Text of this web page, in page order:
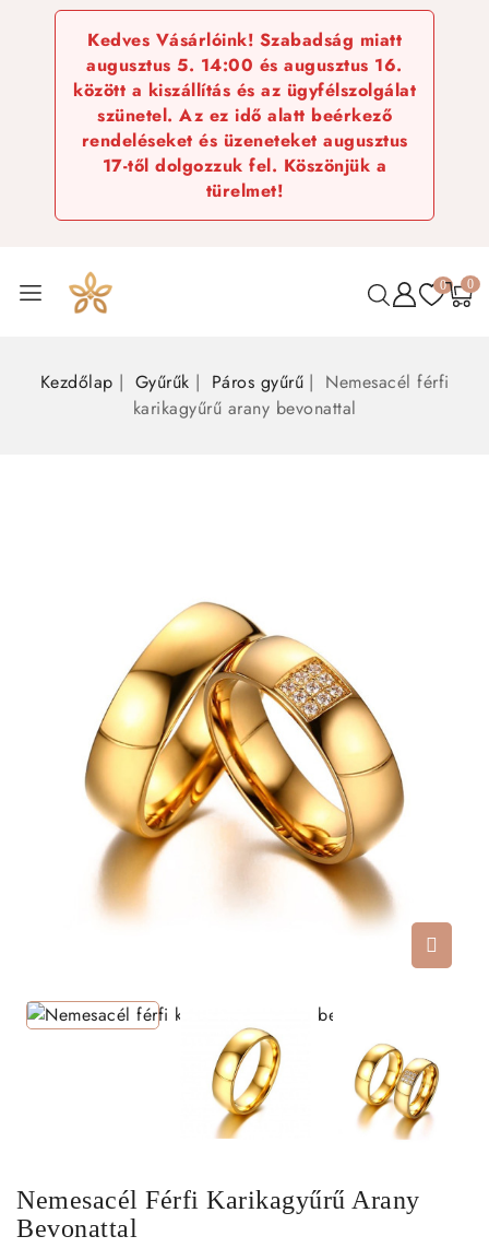
Kedves Vásárlóink! Szabadság miatt
augusztus 5. 14:00 és augusztus 16.
között a kiszállítás és az ügyfélszolgálat
szünetel. Az ez idő alatt beérkező
rendeléseket és üzeneteket augusztus
17-től dolgozzuk fel. Köszönjük a
türelmet!
0 0
Kezdőlap Gyűrűk Páros gyűrű
Nemesacél férfi
karikagyűrű arany bevonattal
Nemesacél Férfi Karikagyűrű Arany
Bevonattal